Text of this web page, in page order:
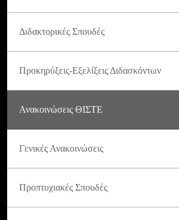
Διδακτορικές Σπουδές
Προκηρύξεις-Εξελίξεις Διδασκόντων
Ανακοινώσεις ΘΙΣΤΕ
Γενικές Ανακοινώσεις
Προπτυχιακές Σπουδές